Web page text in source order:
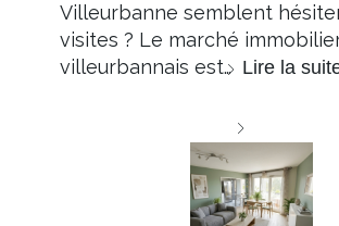
Villeurbanne semblent
visites ? Le marché
villeurbannais est… Lire la